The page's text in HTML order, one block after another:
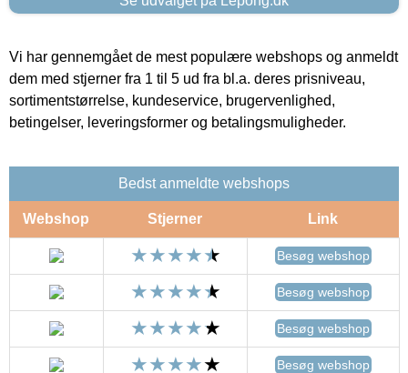
Vi har gennemgået de mest populære webshops og anmeldt
dem med stjerner fra 1 til 5 ud fra bl.a. deres prisniveau,
sortimentstørrelse, kundeservice, brugervenlighed,
betingelser, leveringsformer og betalingsmuligheder.
Bedst anmeldte webshops
Webshop Stjerner Link
Besøg webshop
Besøg webshop
Besøg webshop
Besøg webshop